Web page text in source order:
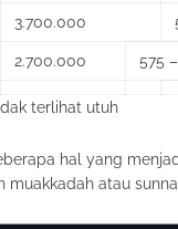
3.700.000
2.700.000 575
terlihat utuh
hal yang
muakkadah atau